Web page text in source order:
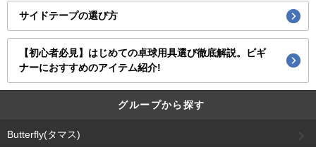
サイドテープの選び方
【初心者必見】はじめての卓球用具選び徹底解説。ビギ
ナーにおすすめのアイテム紹介!
グループから探す
Butterfly(タマス)